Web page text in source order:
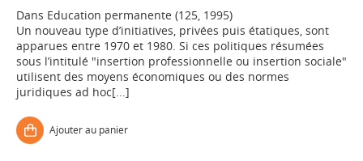
Dans Education permanente (125, 1995)
Un nouveau type d’initiatives, privées puis étatiques, sont
apparues entre 1970 et 1980. Si ces politiques résumées
sous l’intitulé "insertion professionnelle ou insertion sociale"
utilisent des moyens économiques ou des normes
juridiques ad hoc[...]
Ajouter au panier